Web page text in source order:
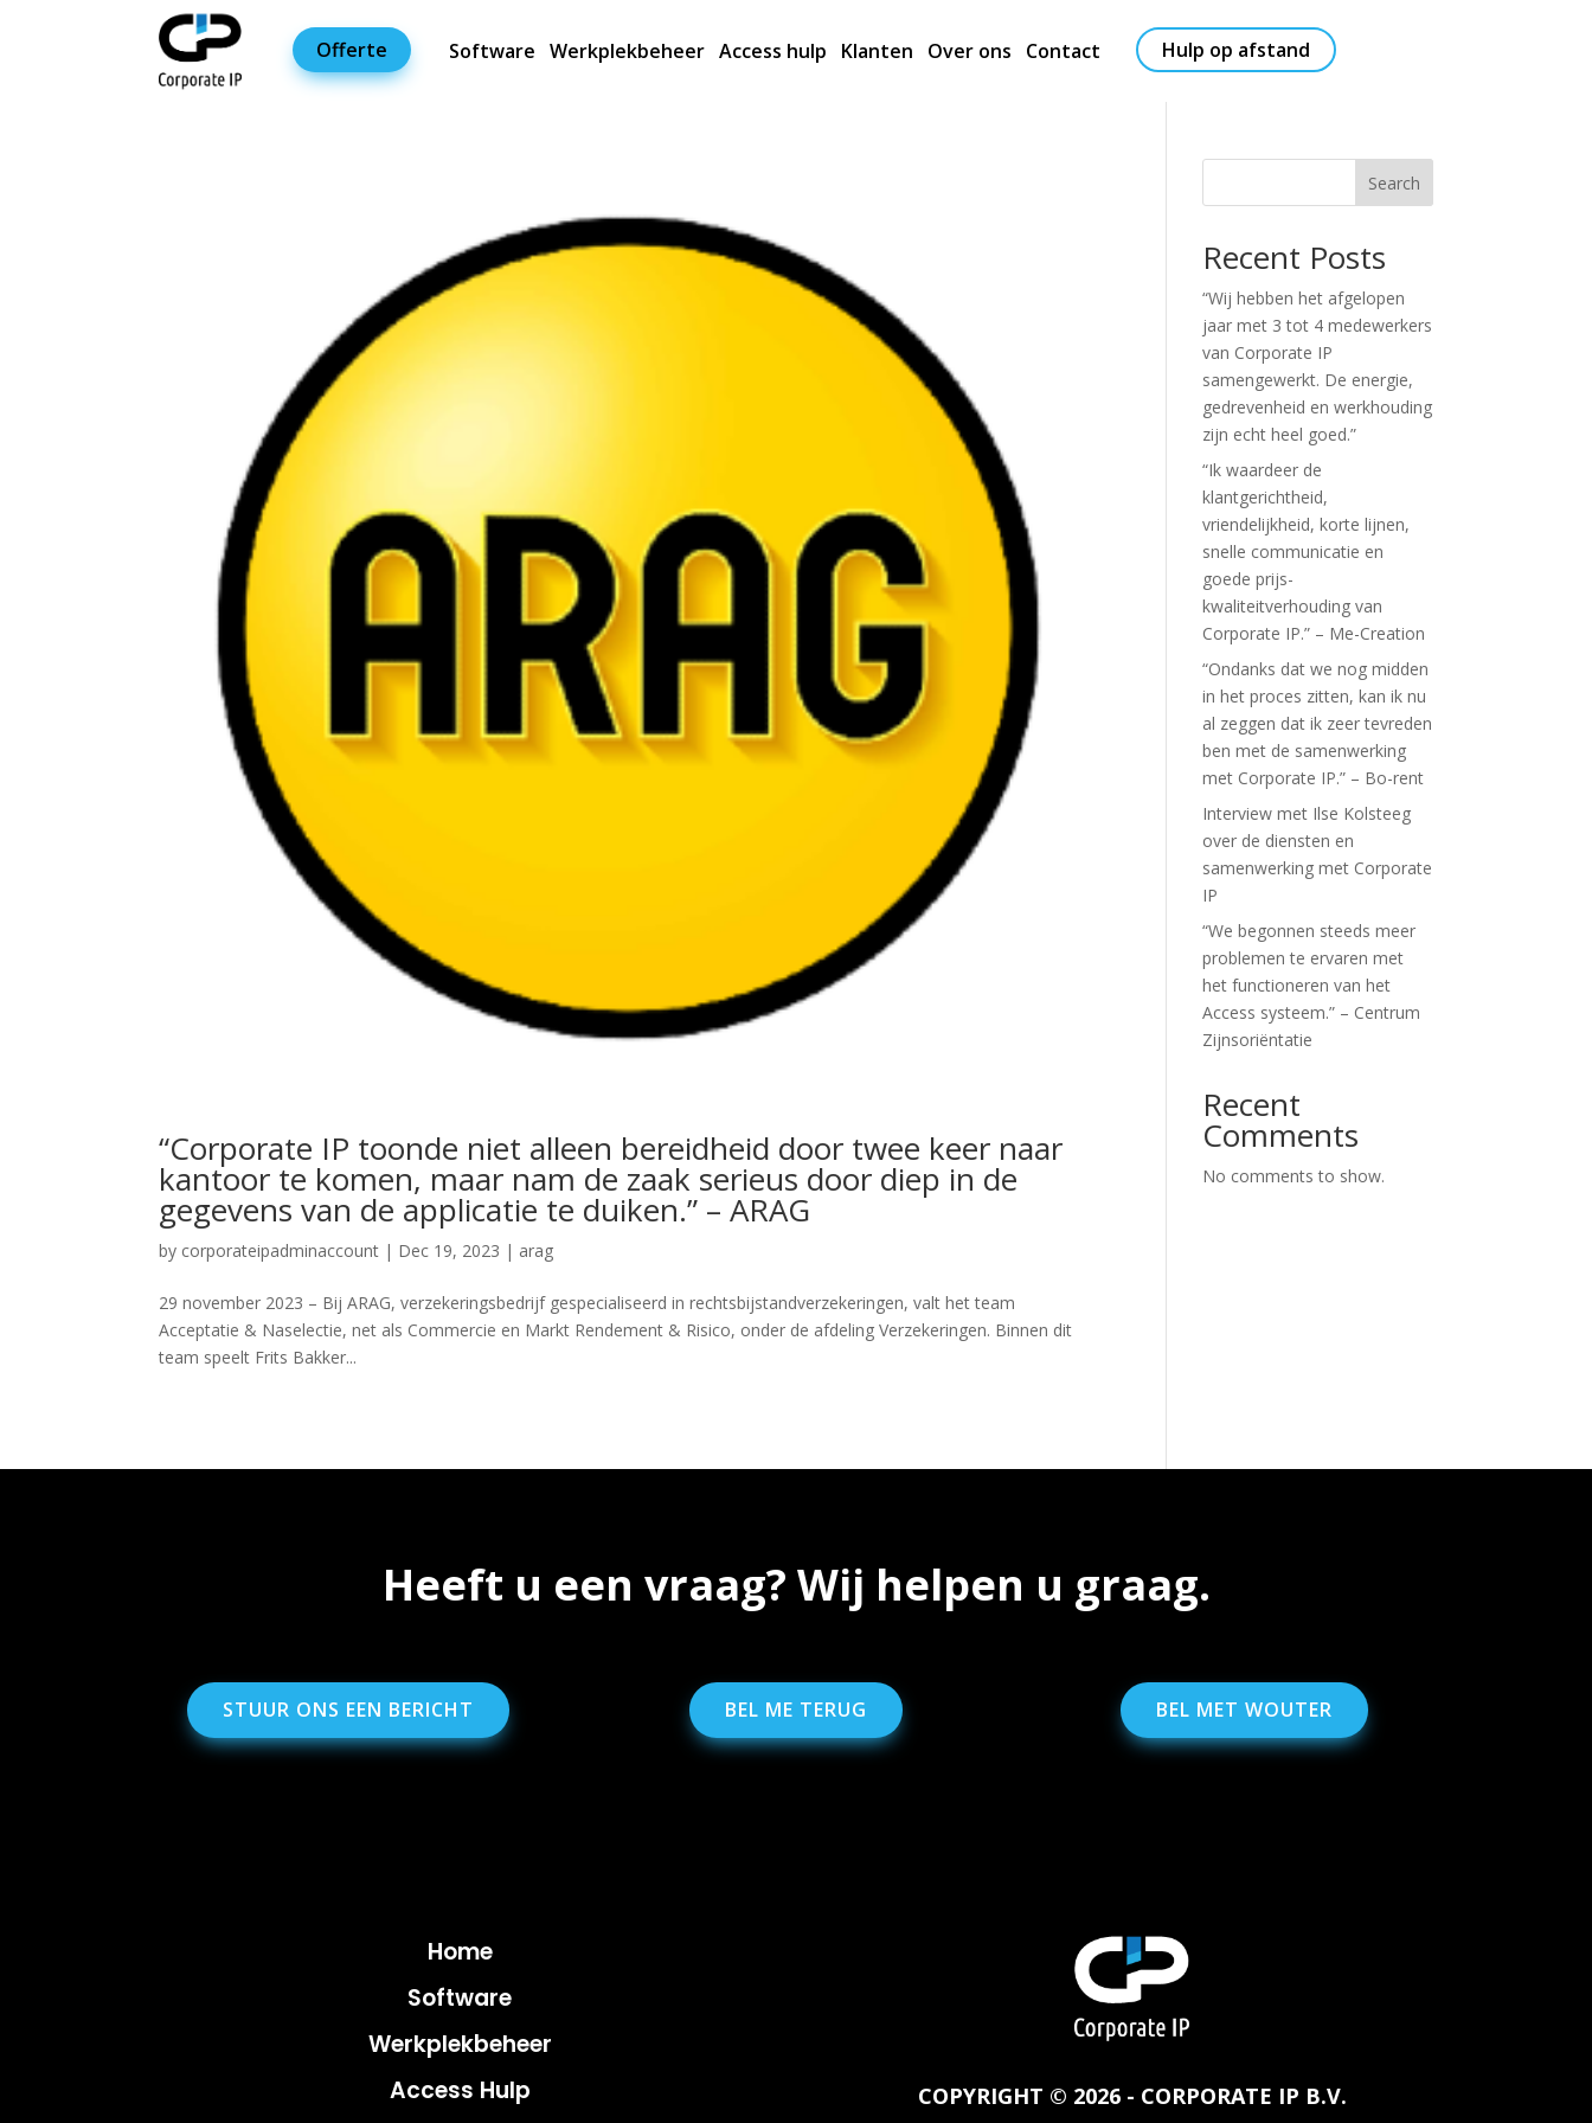
Offerte Software Werkplekbeheer Access hulp Klanten Over ons Contact Hulp op afstand
“Corporate IP toonde niet alleen bereidheid door twee keer naar
kantoor te komen, maar nam de zaak serieus door diep in de
gegevens van de applicatie te duiken.” – ARAG
by corporateipadminaccount | Dec 19, 2023 | arag
29 november 2023 – Bij ARAG, verzekeringsbedrijf gespecialiseerd in rechtsbijstandverzekeringen, valt het team
Acceptatie & Naselectie, net als Commercie en Markt Rendement & Risico, onder de afdeling Verzekeringen. Binnen dit
team speelt Frits Bakker...
Search
Recent Posts
“Wij hebben het afgelopen
jaar met 3 tot 4 medewerkers
van Corporate IP
samengewerkt. De energie,
gedrevenheid en werkhouding
zijn echt heel goed.”
“Ik waardeer de
klantgerichtheid,
vriendelijkheid, korte lijnen,
snelle communicatie en
goede prijs-
kwaliteitverhouding van
Corporate IP.” – Me-Creation
“Ondanks dat we nog midden
in het proces zitten, kan ik nu
al zeggen dat ik zeer tevreden
ben met de samenwerking
met Corporate IP.” – Bo-rent
Interview met Ilse Kolsteeg
over de diensten en
samenwerking met Corporate
IP
“We begonnen steeds meer
problemen te ervaren met
het functioneren van het
Access systeem.” – Centrum
Zijnsoriëntatie
Recent
Comments
No comments to show.
Heeft u een vraag? Wij helpen u graag.
STUUR ONS EEN BERICHT BEL ME TERUG BEL MET WOUTER
Home
Software
Werkplekbeheer
Access Hulp
COPYRIGHT © 2026 - CORPORATE IP B.V.